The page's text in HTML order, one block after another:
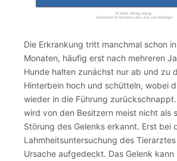
Die Erkrankung tritt manchmal schon
Monaten, häufig erst nach mehreren
Hunde halten zunächst nur ab und zu
Hinterbein hoch und schütteln, wobei
wieder in die Führung zurückschnappt.
wird von den Besitzern meist nicht als
Störung des Gelenks erkannt. Erst bei
Lahmheitsuntersuchung des
Ursache aufgedeckt. Das Gelenk kann